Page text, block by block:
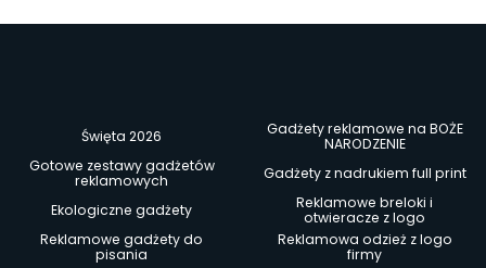
Święta 2026
Gadżety reklamowe na BOŻE
NARODZENIE
Gotowe zestawy gadżetów
reklamowych
Gadżety z nadrukiem full print
Ekologiczne gadżety
Reklamowe breloki i
otwieracze z logo
Reklamowe gadżety do
pisania
Reklamowa odzież z logo
firmy